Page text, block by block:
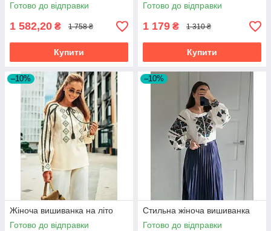
Готово до відправки
1 582,20 ₴ 1 758 ₴
Купити
Готово до відправки
1 179 ₴ 1 310 ₴
Купити
–10%
Жіноча вишиванка на літо
Готово до відправки
–10%
Стильна жіноча вишиванка
Готово до відправки